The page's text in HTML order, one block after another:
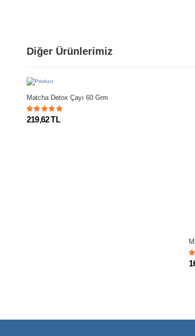
Diğer Ürünlerimiz
Matcha Detox Çayı 60 Grm
219,62 TL